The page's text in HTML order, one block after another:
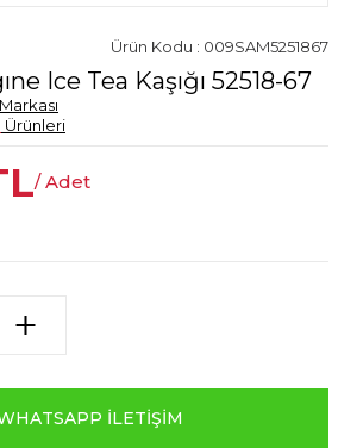
Ürün Kodu : 009SAM5251867
Ice Tea Kaşığı 52518-67
Ürünleri
/ Adet
İLETIŞIM